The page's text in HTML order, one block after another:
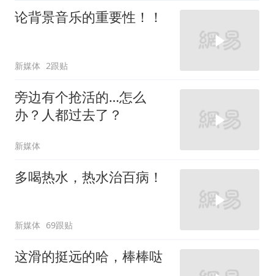
论背景音乐的重要性！！
新媒体 2跟贴
旁边有个抢活的…怎么
办？人都过去了？
新媒体
多喝热水，热水治百病！
新媒体 69跟贴
这滑的挺远的哈，棒棒哒